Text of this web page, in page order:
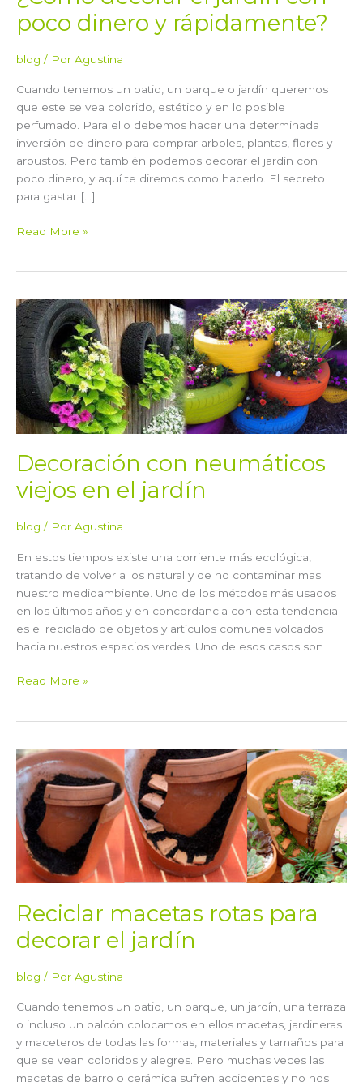
poco dinero y rápidamente?
blog / Por Agustina
Cuando tenemos un patio, un parque o jardín queremos
que este se vea colorido, estético y en lo posible
perfumado. Para ello debemos hacer una determinada
inversión de dinero para comprar arboles, plantas, flores y
arbustos. Pero también podemos decorar el jardín con
poco dinero, y aquí te diremos como hacerlo. El secreto
para gastar […]
Read More »
Decoración con neumáticos
viejos en el jardín
blog / Por Agustina
En estos tiempos existe una corriente más ecológica,
tratando de volver a los natural y de no contaminar mas
nuestro medioambiente. Uno de los métodos más usados
en los últimos años y en concordancia con esta tendencia
es el reciclado de objetos y artículos comunes volcados
hacia nuestros espacios verdes. Uno de esos casos son
Decoración
con
neumáticos
viejos
en
el
jardín
Read More »
Reciclar macetas rotas para
decorar el jardín
blog / Por Agustina
Cuando tenemos un patio, un parque, un jardín, una terraza
o incluso un balcón colocamos en ellos macetas, jardineras
y maceteros de todas las formas, materiales y tamaños para
que se vean coloridos y alegres. Pero muchas veces las
macetas de barro o cerámica sufren accidentes y no nos
Reciclar
macetas
rotas
para
decorar
el
jardín